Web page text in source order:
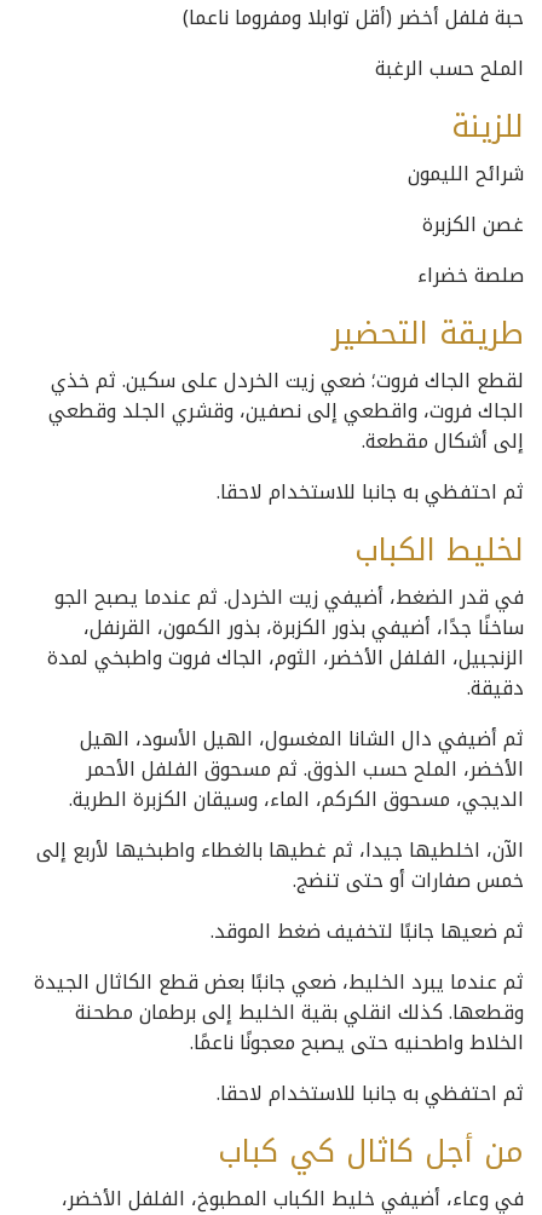
حبة فلفل أخضر (أقل توابلا ومفروما ناعما)
الملح حسب الرغبة
للزينة
شرائح الليمون
غصن الكزبرة
صلصة خضراء
طريقة التحضير
لقطع الجاك فروت؛ ضعي زيت الخردل على سكين. ثم خذي
الجاك فروت، واقطعي إلى نصفين، وقشري الجلد وقطعي
إلى أشكال مقطعة.
ثم احتفظي به جانبا للاستخدام لاحقا.
لخليط الكباب
في قدر الضغط، أضيفي زيت الخردل. ثم عندما يصبح الجو
ساخنًا جدًا، أضيفي بذور الكزبرة، بذور الكمون، القرنفل،
الزنجبيل، الفلفل الأخضر، الثوم، الجاك فروت واطبخي لمدة
دقيقة.
ثم أضيفي دال الشانا المغسول، الهيل الأسود، الهيل
الأخضر، الملح حسب الذوق. ثم مسحوق الفلفل الأحمر
الديجي، مسحوق الكركم، الماء، وسيقان الكزبرة الطرية.
الآن، اخلطيها جيدا، ثم غطيها بالغطاء واطبخيها لأربع إلى
خمس صفارات أو حتى تنضج.
ثم ضعيها جانبًا لتخفيف ضغط الموقد.
ثم عندما يبرد الخليط، ضعي جانبًا بعض قطع الكاثال الجيدة
وقطعها. كذلك انقلي بقية الخليط إلى برطمان مطحنة
الخلاط واطحنيه حتى يصبح معجونًا ناعمًا.
ثم احتفظي به جانبا للاستخدام لاحقا.
من أجل كاثال كي كباب
في وعاء، أضيفي خليط الكباب المطبوخ، الفلفل الأخضر،